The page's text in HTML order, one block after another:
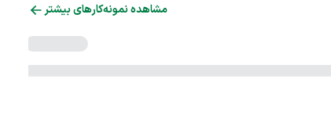
مشاهده نمونه‌کارهای بیشتر